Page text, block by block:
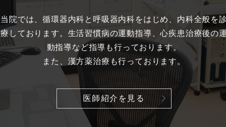
当院では、循環器内科と呼吸器内科をはじめ、内科全般を
療しております。生活習慣病の運動指導、心疾患治療後の
動指導など指導も行っております。
また、漢方薬治療も行っております。
医師紹介を見る